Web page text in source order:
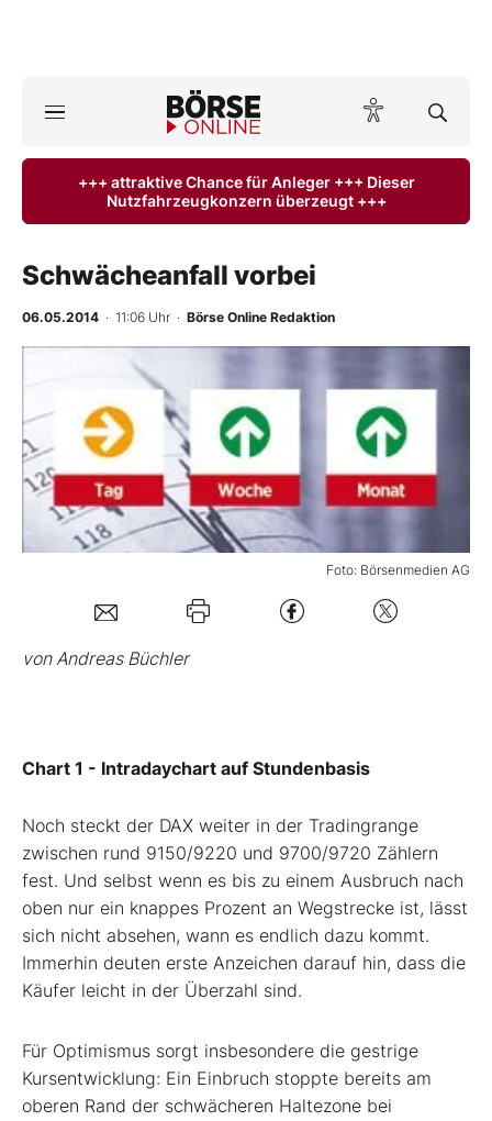
ktuelle Ausgabe BÖRSE ONLINE lesen
Anlageprodukte
Finanz-Check
Abo & Shop
BO-Musterdepots
Experten
Mein B:O
Mein Konto
Kontakt
+++ attraktive Chance für Anleger +++ Dieser
Nutzfahrzeugkonzern überzeugt +++
Schwächeanfall vorbei
06.05.2014 · 11:06 Uhr · Börse Online Redaktion
Foto: Börsenmedien AG
von Andreas Büchler
Chart 1 - Intradaychart auf Stundenbasis
Noch steckt der DAX weiter in der Tradingrange
zwischen rund 9150/9220 und 9700/9720 Zählern
fest. Und selbst wenn es bis zu einem Ausbruch nach
oben nur ein knappes Prozent an Wegstrecke ist, lässt
sich nicht absehen, wann es endlich dazu kommt.
Immerhin deuten erste Anzeichen darauf hin, dass die
Käufer leicht in der Überzahl sind.
Für Optimismus sorgt insbesondere die gestrige
Kursentwicklung: Ein Einbruch stoppte bereits am
oberen Rand der schwächeren Haltezone bei